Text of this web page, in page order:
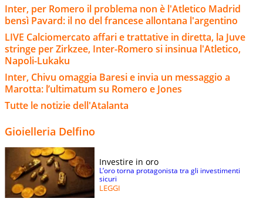
Inter, per Romero il problema non è l'Atletico Madrid
bensì Pavard: il no del francese allontana l'argentino
LIVE Calciomercato affari e trattative in diretta, la Juve
stringe per Zirkzee, Inter-Romero si insinua l'Atletico,
Napoli-Lukaku
Inter, Chivu omaggia Baresi e invia un messaggio a
Marotta: l’ultimatum su Romero e Jones
Tutte le notizie dell'Atalanta
Gioielleria Delfino
Investire in oro
L’oro torna protagonista tra gli investimenti
sicuri
LEGGI